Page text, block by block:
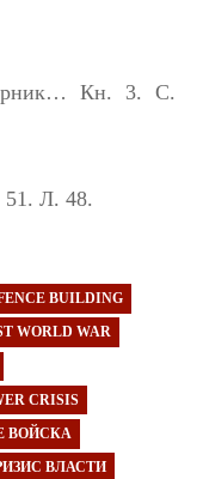
Кн. 3. С.
Л. 48.
BUILDING
WORLD WAR
CRISIS
ВОЙСКА
ВЛАСТИ